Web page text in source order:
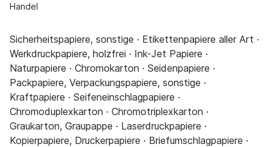
Handel
Sicherheitspapiere, sonstige · Etikettenpapiere aller Art ·
Werkdruckpapiere, holzfrei · Ink-Jet Papiere ·
Naturpapiere · Chromokarton · Seidenpapiere ·
Packpapiere, Verpackungspapiere, sonstige ·
Kraftpapiere · Seifeneinschlagpapiere ·
Chromoduplexkarton · Chromotriplexkarton ·
Graukarton, Graupappe · Laserdruckpapiere ·
Kopierpapiere, Druckerpapiere · Briefumschlagpapiere ·